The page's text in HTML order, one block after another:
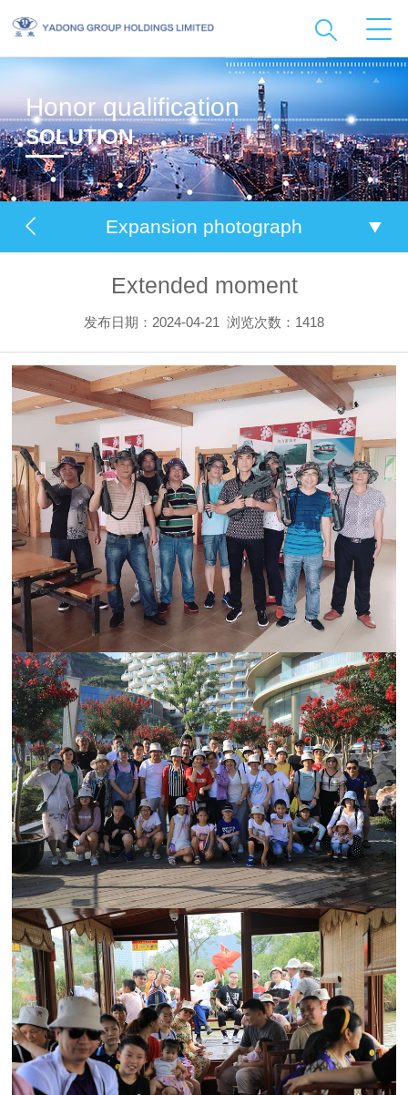
Honor qualification
SOLUTION
Expansion photograph
Extended moment
发布日期：2024-04-21 浏览次数：1418